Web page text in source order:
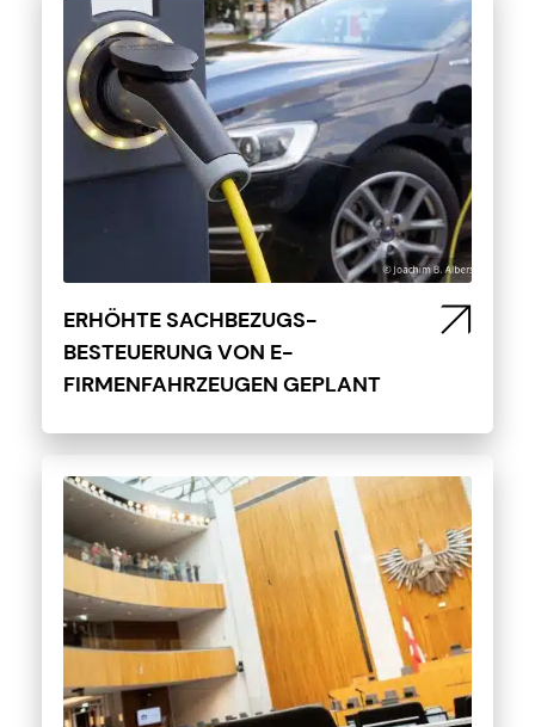
ERHÖHTE SACHBEZUGS-
BESTEUERUNG VON E-
FIRMENFAHRZEUGEN GEPLANT